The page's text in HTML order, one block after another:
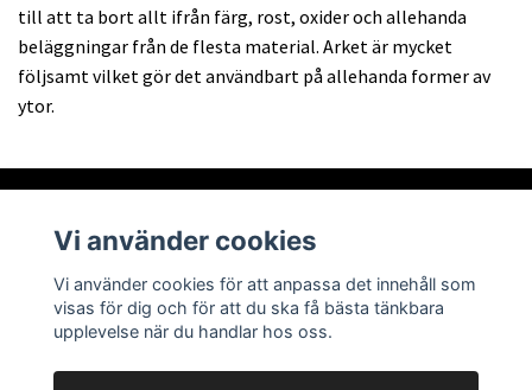
till att ta bort allt ifrån färg, rost, oxider och allehanda
beläggningar från de flesta material. Arket är mycket
följsamt vilket gör det användbart på allehanda former av
ytor.
Om oss
Läs mer
Vi använder cookies
Vi använder cookies för att anpassa det innehåll som
visas för dig och för att du ska få bästa tänkbara
upplevelse när du handlar hos oss.